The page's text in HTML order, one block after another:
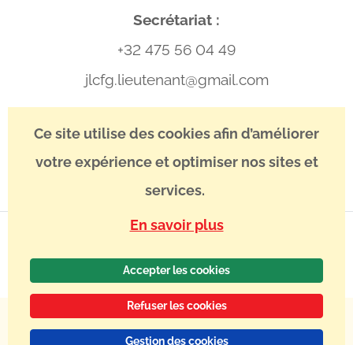
Secrétariat :
+32 475 56 04 49
jlcfg.lieutenant@gmail.com
BIC : BBRUBEBB
Mentions légales Statuts de l’asbl ROI
Politique de
© 2024Association Belge des Amis de Saint-Jacques
Ce site utilise des cookies afin d’améliorer
votre expérience et optimiser nos sites et
services.
En savoir plus
Accepter les cookies
Refuser les cookies
Gestion des cookies